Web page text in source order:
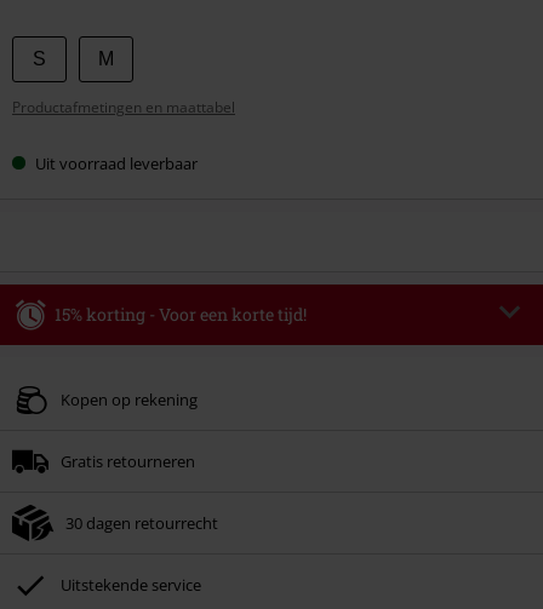
Kies
je
maat
S M
Productafmetingen en maattabel
Uit voorraad leverbaar
15% korting - Voor een korte tijd!
Geldig t/m 09-08-2026
Zodra je de code hebt ingevoerd, wordt de korting automatisch verrekend in
Kan niet gecombineerd worden met andere kortingscodes. Boeken, media,
Toten Hosen, Metality, cadeaubonnen en artikelen met een inbegrepen
donatie zijn uitgesloten van de korting.
Kopen op rekening
Gratis retourneren
30 dagen retourrecht
Uitstekende service